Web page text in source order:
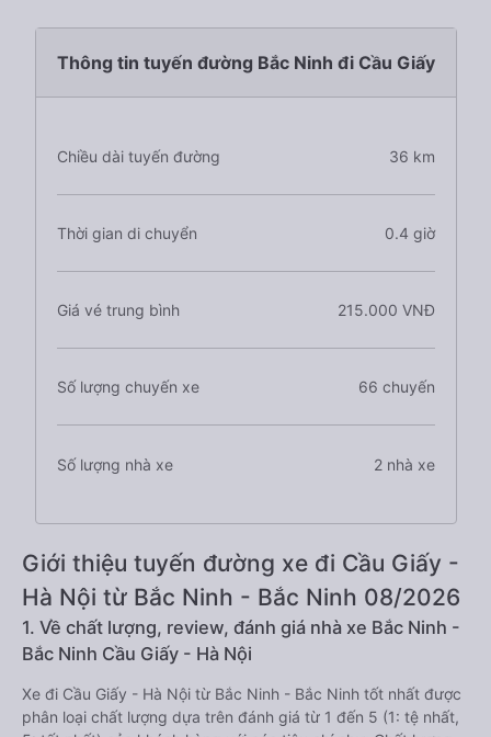
Thông tin tuyến đường Bắc Ninh đi Cầu Giấy
Chiều dài tuyến đường 36 km
Thời gian di chuyển 0.4 giờ
Giá vé trung bình 215.000 VNĐ
Số lượng chuyến xe 66 chuyến
Số lượng nhà xe 2 nhà xe
Giới thiệu tuyến đường xe đi Cầu Giấy -
Hà Nội từ Bắc Ninh - Bắc Ninh 08/2026
1. Về chất lượng, review, đánh giá nhà xe Bắc Ninh -
Bắc Ninh Cầu Giấy - Hà Nội
Xe đi Cầu Giấy - Hà Nội từ Bắc Ninh - Bắc Ninh tốt nhất được
phân loại chất lượng dựa trên đánh giá từ 1 đến 5 (1: tệ nhất,